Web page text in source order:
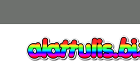
to
Content